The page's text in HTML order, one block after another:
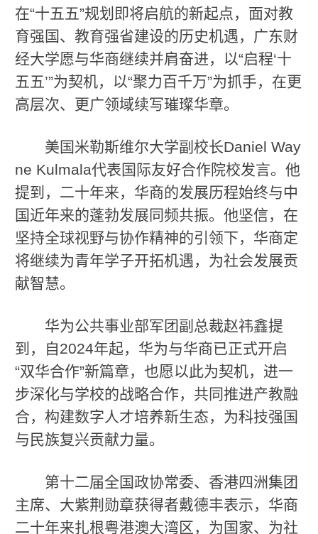
在“十五五”规划即将启航的新起点，面对教
育强国、教育强省建设的历史机遇，广东财
经大学愿与华商继续并肩奋进，以“启程‘十
五五’”为契机，以“聚力百千万”为抓手，在更
高层次、更广领域续写璀璨华章。
美国米勒斯维尔大学副校长Daniel Way
ne Kulmala代表国际友好合作院校发言。他
提到，二十年来，华商的发展历程始终与中
国近年来的蓬勃发展同频共振。他坚信，在
坚持全球视野与协作精神的引领下，华商定
将继续为青年学子开拓机遇，为社会发展贡
献智慧。
华为公共事业部军团副总裁赵祎鑫提
到，自2024年起，华为与华商已正式开启
“双华合作”新篇章，也愿以此为契机，进一
步深化与学校的战略合作，共同推进产教融
合，构建数字人才培养新生态，为科技强国
与民族复兴贡献力量。
第十二届全国政协常委、香港四洲集团
主席、大紫荆勋章获得者戴德丰表示，华商
二十年来扎根粤港澳大湾区，为国家、为社